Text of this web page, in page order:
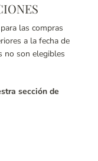
las compras
a la fecha de
no son elegibles
sección de